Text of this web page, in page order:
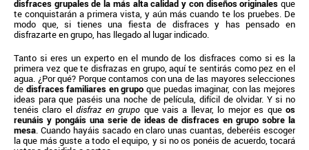
disfraces grupales de la más alta calidad y con diseños originales que
te conquistarán a primera vista, y aún más cuando te los pruebes. De
modo que, si tienes una fiesta de disfraces y has pensado en
disfrazarte en grupo, has llegado al lugar indicado.
Tanto si eres un experto en el mundo de los disfraces como si es la
primera vez que te disfrazas en grupo, aquí te sentirás como pez en el
agua. ¿Por qué? Porque contamos con una de las mayores selecciones
de disfraces familiares en grupo que puedas imaginar, con las mejores
ideas para que paséis una noche de película, difícil de olvidar. Y si no
tenéis claro eldisfraz en grupo que vais a llevar, lo mejor es queos
reunáis y pongáis una serie de ideas de disfraces en grupo sobre la
mesa . Cuando hayáis sacado en claro unas cuantas, deberéis escoger
la que más guste a todo el equipo, y si no os ponéis de acuerdo, tocará